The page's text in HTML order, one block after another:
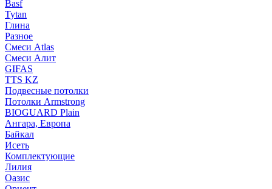
Basf
Tytan
Глина
Разное
Смеси Atlas
Смеси Алит
GIFAS
TTS KZ
Подвесные потолки
Потолки Armstrong
BIOGUARD Plain
Ангара, Европа
Байкал
Исеть
Комплектующие
Лилия
Оазис